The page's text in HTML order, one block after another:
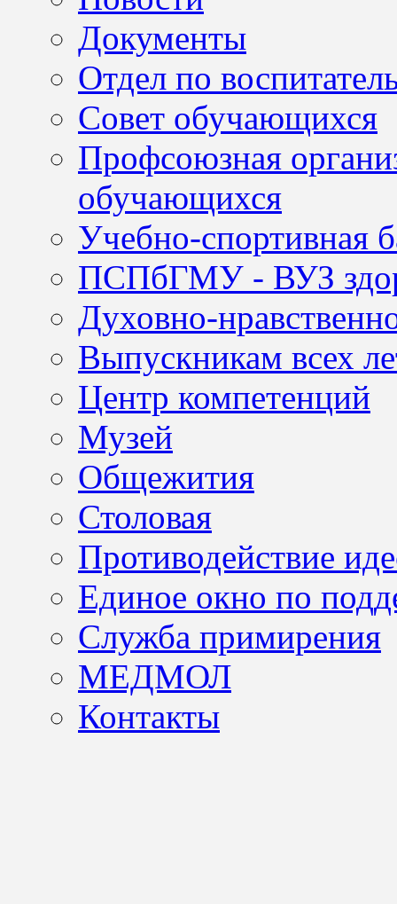
Документы
Отдел по
Совет обучающихся
Профсоюзная
обучающихся
Учебно-спортивная
ПСПбГМУ - ВУЗ
Духовно-
Выпускникам всех
Центр компетенций
Музей
Общежития
Столовая
Противодействие
Единое окно по
Служба примирения
МЕДМОЛ
Контакты